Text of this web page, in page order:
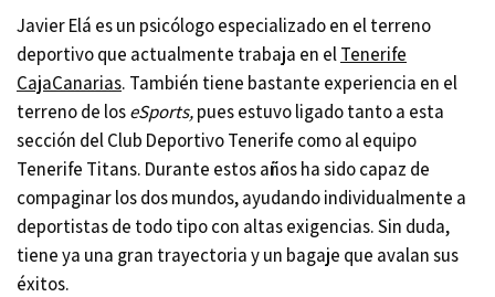
Javier Elá es un psicólogo especializado en el terreno
deportivo que actualmente trabaja en elTenerife
CajaCanarias. También tiene bastante experiencia en el
terreno de loseSports,pues estuvo ligado tanto a esta
sección del Club Deportivo Tenerife como al equipo
Tenerife Titans. Durante estos años ha sido capaz de
compaginar los dos mundos, ayudando individualmente a
deportistas de todo tipo con altas exigencias. Sin duda,
tiene ya una gran trayectoria y un bagaje que avalan sus
éxitos.